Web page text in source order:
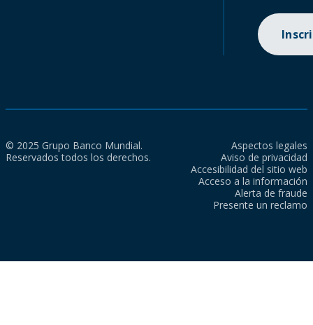
© 2025 Grupo Banco Mundial.
Reservados todos los derechos.
Aspectos legales
Aviso de privacidad
Accesibilidad del sitio web
Acceso a la información
Alerta de fraude
Presente un reclamo